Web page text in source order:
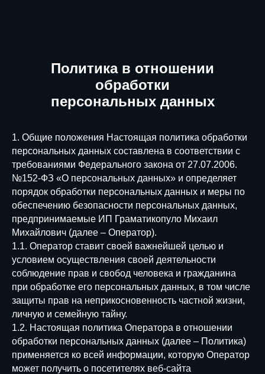
Политика в отношении
обработки
персональных данных
1. Общие положения Настоящая политика обработки
персональных данных составлена в соответствии с
требованиями Федерального закона от 27.07.2006.
№152-ФЗ «О персональных данных» и определяет
порядок обработки персональных данных и меры по
обеспечению безопасности персональных данных,
предпринимаемые ИП Граматикопуло Михаил
Михайлович (далее – Оператор).
1.1. Оператор ставит своей важнейшей целью и
условием осуществления своей деятельности
соблюдение прав и свобод человека и гражданина
при обработке его персональных данных, в том числе
защиты прав на неприкосновенность частной жизни,
личную и семейную тайну.
1.2. Настоящая политика Оператора в отношении
обработки персональных данных (далее – Политика)
применяется ко всей информации, которую Оператор
может получить о посетителях веб-сайта